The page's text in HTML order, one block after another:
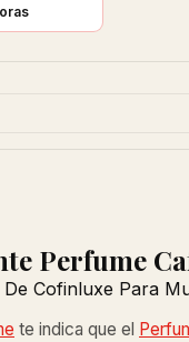
Perfume
De Cofinluxe Para
te indica que el